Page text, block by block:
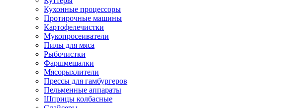
Кухонные процессоры
Протирочные машины
Картофелечистки
Мукопросеиватели
Пилы для мяса
Рыбочистки
Фаршмешалки
Мясорыхлители
Прессы для гамбургеров
Пельменные аппараты
Шприцы колбасные